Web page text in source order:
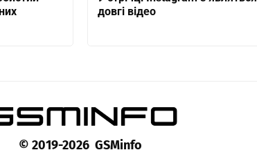
довгі відео
© 2019-2026 GSMinfo